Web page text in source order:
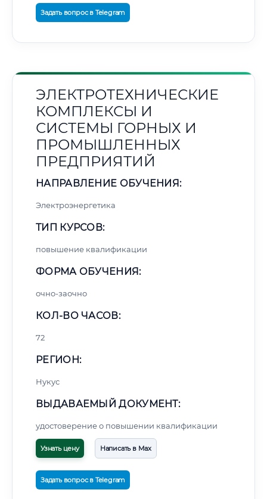
Задать вопрос в Telegram
ЭЛЕКТРОТЕХНИЧЕСКИЕ
КОМПЛЕКСЫ И
СИСТЕМЫ ГОРНЫХ И
ПРОМЫШЛЕННЫХ
ПРЕДПРИЯТИЙ
НАПРАВЛЕНИЕ ОБУЧЕНИЯ:
Электроэнергетика
ТИП КУРСОВ:
повышение квалификации
ФОРМА ОБУЧЕНИЯ:
очно-заочно
КОЛ-ВО ЧАСОВ:
72
РЕГИОН:
Нукус
ВЫДАВАЕМЫЙ ДОКУМЕНТ:
удостоверение о повышении квалификации
Узнать цену Написать в Max
Задать вопрос в Telegram